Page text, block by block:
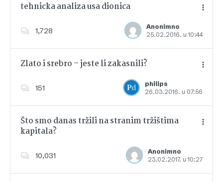
tehnicka analiza usa dionica
1,728
Anonimno
25.02.2016. u 10:44
Dodajte u favorite
Zlato i srebro – jeste li zakasnili?
151
philips
26.03.2016. u 07:56
Dodajte u favorite
Što smo danas tržili na stranim tržištima
kapitala?
10,031
Anonimno
23.02.2017. u 10:27
Dodajte u favorite